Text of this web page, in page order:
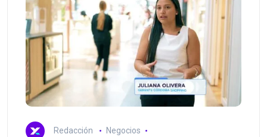
Redacción
Negocios